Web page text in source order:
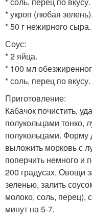
* укроп (любая зелень).
* 50 г нежирного сыра.
Соус:
* 2 яйца.
* 100 мл
* соль, перец по вкусу.
Приготовление:
Кабачок почистить,
полукольцами тонко,
полукольцами. Форму
выложить морковь с
поперчить немного и
200 градусах. Овощи
зеленью, залить
молоко, соль, перец),
минут на 5-7.